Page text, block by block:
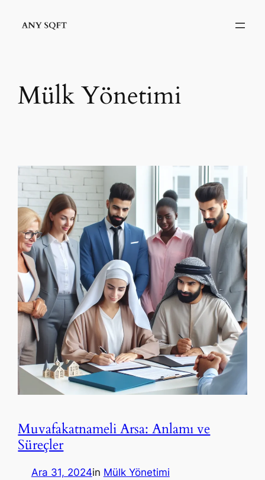
Mülk Yönetimi
Muvafakatnameli Arsa: Anlamı ve
Süreçler
Ara 31, 2024in Mülk Yönetimi